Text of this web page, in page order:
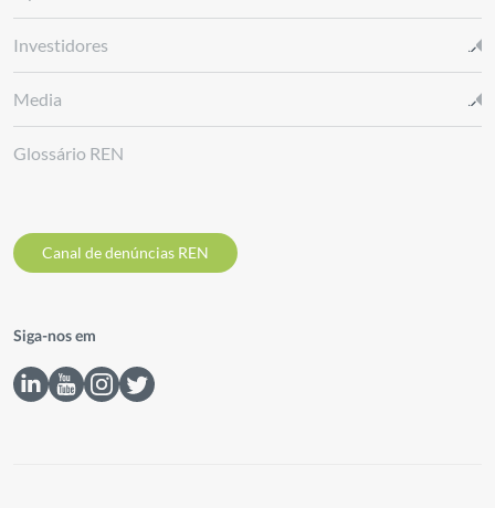
Investidores
Media
Glossário REN
Canal de denúncias REN
Siga-nos em